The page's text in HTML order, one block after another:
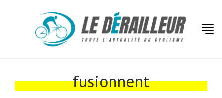
fusionnent
Tests de produits